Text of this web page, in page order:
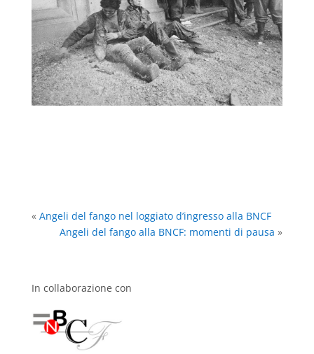
« Angeli del fango nel loggiato d’ingresso alla BNCF
Angeli del fango alla BNCF: momenti di pausa »
In collaborazione con